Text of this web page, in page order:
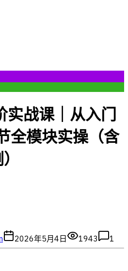
实战课｜从入门
全模块实操（含
2026年5月4日 1943 1